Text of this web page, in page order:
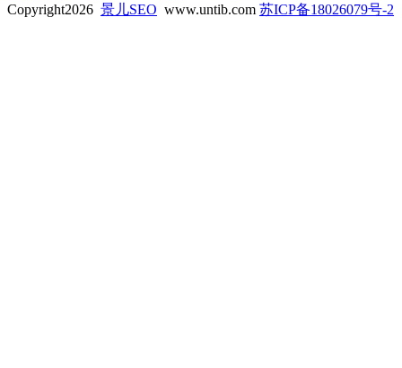
Copyright2026 景儿SEO www.untib.com 苏ICP备18026079号-2